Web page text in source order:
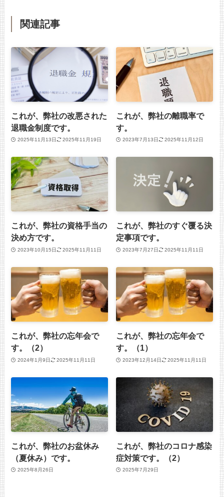
関連記事
これが、弊社の改悪された
退職金制度です。
2025年11月13日 2025年11月19日
これが、弊社の離職率で
す。
2023年7月13日 2025年11月12日
これが、弊社の資格手当の
決め方です。
2023年10月15日 2025年11月11日
これが、弊社のすぐ覆る決
定事項です。
2023年7月27日 2025年11月11日
これが、弊社の忘年会で
す。（2）
2024年1月9日 2025年11月11日
これが、弊社の忘年会で
す。（1）
2023年12月14日 2025年11月11日
これが、弊社のお盆休み
（夏休み）です。
2025年8月26日
これが、弊社のコロナ感染
症対策です。（2）
2025年7月29日